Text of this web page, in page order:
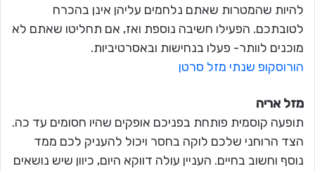
להיות שהמטרות שאתם נלחמים עליהן אינן בהכרח
לטובתכם. הפעילו חשיבה נוספת ואז, אם תחליטו שאתם לא
מוכנים לוותר- פעלו בנחישות ובאסרטיביות.
הורוסקופ שנתי מזל סרטן
מזל אריה
תופעה קוסמית פותחת בפניכם אופקים שהיו חסומים עד כה.
הצד הרוחני שלכם לוקה בחסר ויכול להעניק לכם ממד
נוסף וחשוב בחיים. העניין עולה דווקא היום, כיוון שיש נושאים